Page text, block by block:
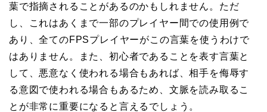
葉で指摘されることがあるのかもしれません。ただ
し、これはあくまで一部のプレイヤー間での使用例で
あり、全てのFPSプレイヤーがこの言葉を使うわけで
はありません。また、初心者であることを表す言葉と
して、悪意なく使われる場合もあれば、相手を侮辱す
る意図で使われる場合もあるため、文脈を読み取るこ
とが非常に重要になると言えるでしょう。